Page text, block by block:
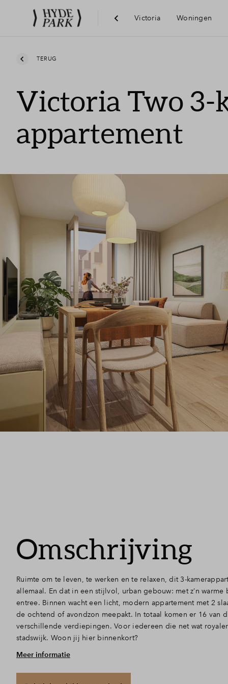
Victoria Woningen
TERUG
Victoria Two 3-
appartement
Omschrijving
Ruimte om te leven, te werken en te relaxen, dit 3-
allemaal. En dat in een stijlvol, urban gebouw: met z’n
entree. Binnen wacht een licht, modern appartement met 2
de ochtend of avondzon meepakt. In totaal komen er 16 van
verschillende verdiepingen. Voor iedereen die net wat
stadswijk. Woon jij hier binnenkort?
Flexibele indeling: 2 slaapkamers
Meer informatie